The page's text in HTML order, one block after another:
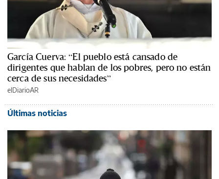
García Cuerva: “El pueblo está cansado de
dirigentes que hablan de los pobres, pero no están
cerca de sus necesidades”
elDiarioAR
Últimas noticias